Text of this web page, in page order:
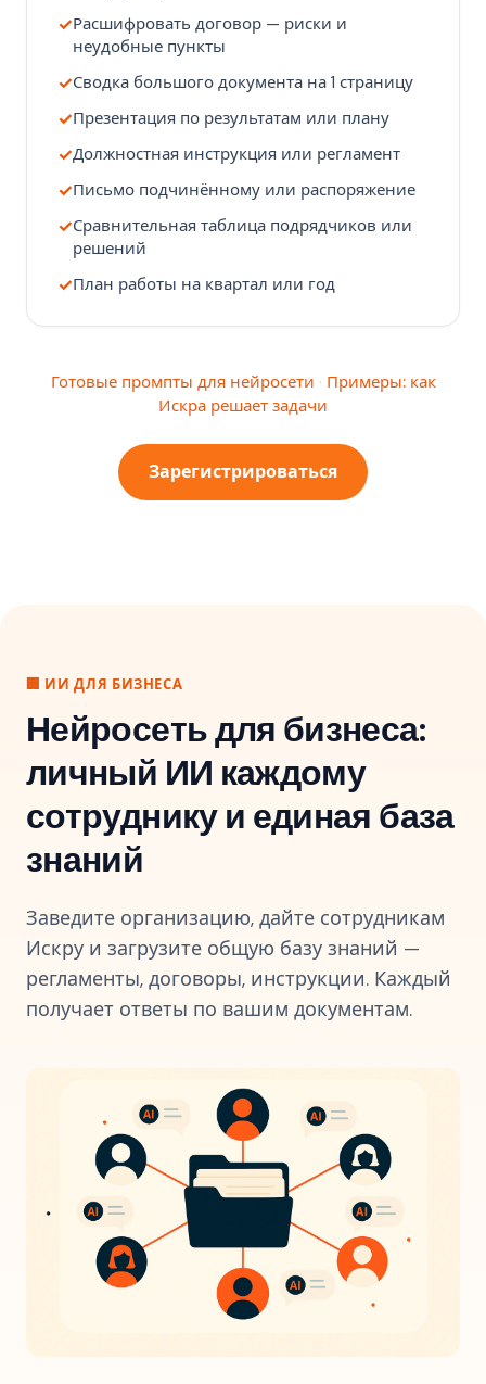
Расшифровать договор — риски и
неудобные пункты
Сводка большого документа на 1 страницу
Презентация по результатам или плану
Должностная инструкция или регламент
Письмо подчинённому или распоряжение
Сравнительная таблица подрядчиков или
решений
План работы на квартал или год
Готовые промпты для нейросети · Примеры: как
Искра решает задачи
Зарегистрироваться
🏢 ИИ ДЛЯ БИЗНЕСА
Нейросеть для бизнеса:
личный ИИ каждому
сотруднику и единая база
знаний
Заведите организацию, дайте сотрудникам
Искру и загрузите общую базу знаний —
регламенты, договоры, инструкции. Каждый
получает ответы по вашим документам.